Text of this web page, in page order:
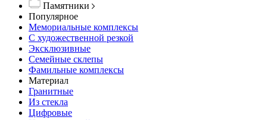
Памятники
Популярное
Мемориальные комплексы
С художественной резкой
Эксклюзивные
Семейные склепы
Фамильные комплексы
Материал
Гранитные
Из стекла
Цифровые